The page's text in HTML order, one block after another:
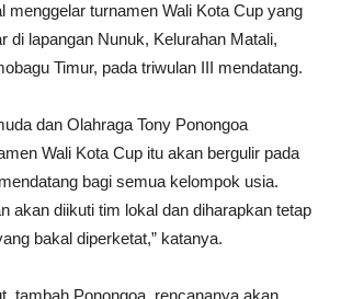
menggelar turnamen Wali Kota Cup yang
di lapangan Nunuk, Kelurahan Matali,
Timur, pada triwulan III mendatang.
dan Olahraga Tony Ponongoa
Wali Kota Cup itu akan bergulir pada
bagi semua kelompok usia.
akan diikuti tim lokal dan diharapkan tetap
bakal diperketat,” katanya.
tambah Ponongoa, rencananya akan